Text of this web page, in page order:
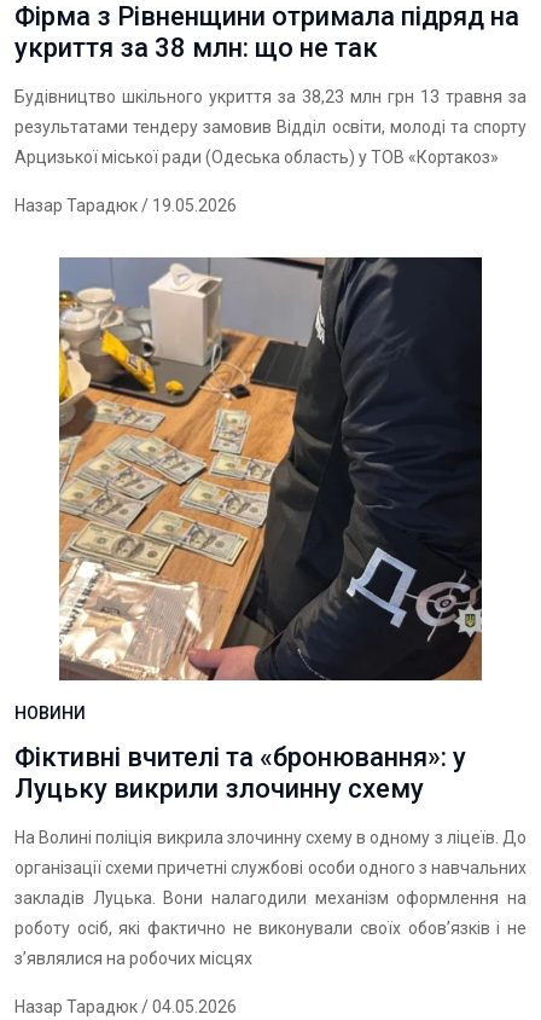
Фірма з Рівненщини отримала підряд на
укриття за 38 млн: що не так
Будівництво шкільного укриття за 38,23 млн грн 13 травня за
результатами тендеру замовив Відділ освіти, молоді та спорту
Арцизької міської ради (Одеська область) у ТОВ «Кортакоз»
Назар Тарадюк/ 19.05.2026
НОВИНИ
Фіктивні вчителі та «бронювання»: у
Луцьку викрили злочинну схему
На Волині поліція викрила злочинну схему в одному з ліцеїв. До
організації схеми причетні службові особи одного з навчальних
закладів Луцька. Вони налагодили механізм оформлення на
роботу осіб, які фактично не виконували своїх обов’язків і не
з’являлися на робочих місцях
Назар Тарадюк/ 04.05.2026